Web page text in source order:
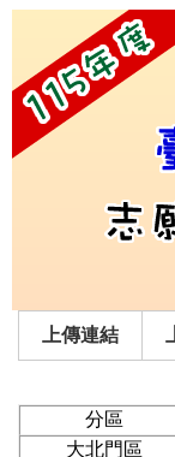
上傳連結
分區
大北門區